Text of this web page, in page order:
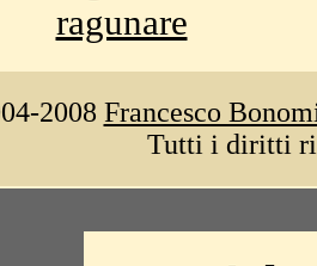
ragunare
2008 Francesco
Tutti i diritti